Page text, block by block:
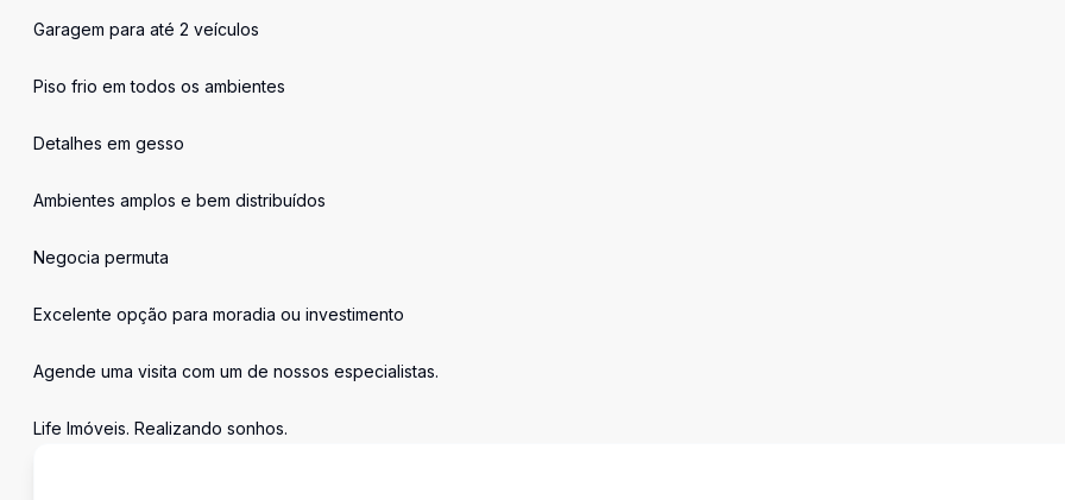
Garagem para até 2 veículos
Piso frio em todos os ambientes
Detalhes em gesso
Ambientes amplos e bem distribuídos
Negocia permuta
Excelente opção para moradia ou investimento
Agende uma visita com um de nossos especialistas.
Life Imóveis. Realizando sonhos.